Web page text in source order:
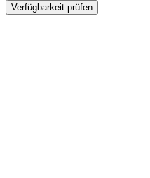
Verfügbarkeit prüfen